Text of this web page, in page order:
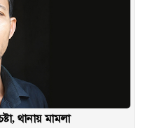
থানায় মামলা